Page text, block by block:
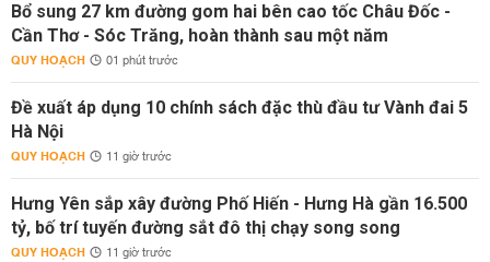
Bổ sung 27 km đường gom hai bên cao tốc Châu Đốc -
Cần Thơ - Sóc Trăng, hoàn thành sau một năm
QUY HOẠCH 01 phút trước
Đề xuất áp dụng 10 chính sách đặc thù đầu tư Vành đai 5
Hà Nội
QUY HOẠCH 11 giờ trước
Hưng Yên sắp xây đường Phố Hiến - Hưng Hà gần 16.500
tỷ, bố trí tuyến đường sắt đô thị chạy song song
QUY HOẠCH 11 giờ trước